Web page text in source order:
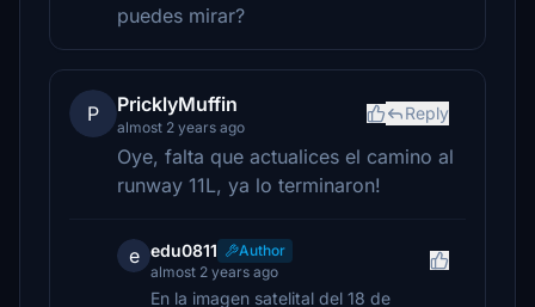
puedes mirar?
P PricklyMuffin
almost 2 years ago
Reply
Oye, falta que actualices el camino al
runway 11L, ya lo terminaron!
e edu0811
Author
almost 2 years ago
En la imagen satelital del 18 de